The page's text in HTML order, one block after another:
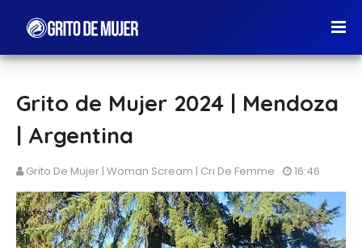
Grito de Mujer 2024 | Mendoza
| Argentina
Grito De Mujer | Woman Scream | Cri De Femme 16:46